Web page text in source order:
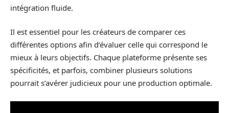
intégration fluide.
Il est essentiel pour les créateurs de comparer ces
différentes options afin d’évaluer celle qui correspond le
mieux à leurs objectifs. Chaque plateforme présente ses
spécificités, et parfois, combiner plusieurs solutions
pourrait s’avérer judicieux pour une production optimale.